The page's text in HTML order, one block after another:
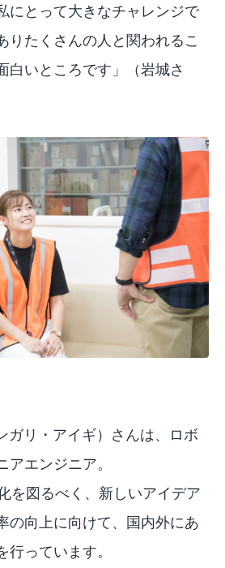
にとって大きなチャレンジで
りたくさんの人と関われるこ
白いところです」（岩城さ
ガリ・アイギ）さんは、ロボ
エンジニア。
を図るべく、新しいアイデア
の向上に向けて、国内外にあ
行っています。